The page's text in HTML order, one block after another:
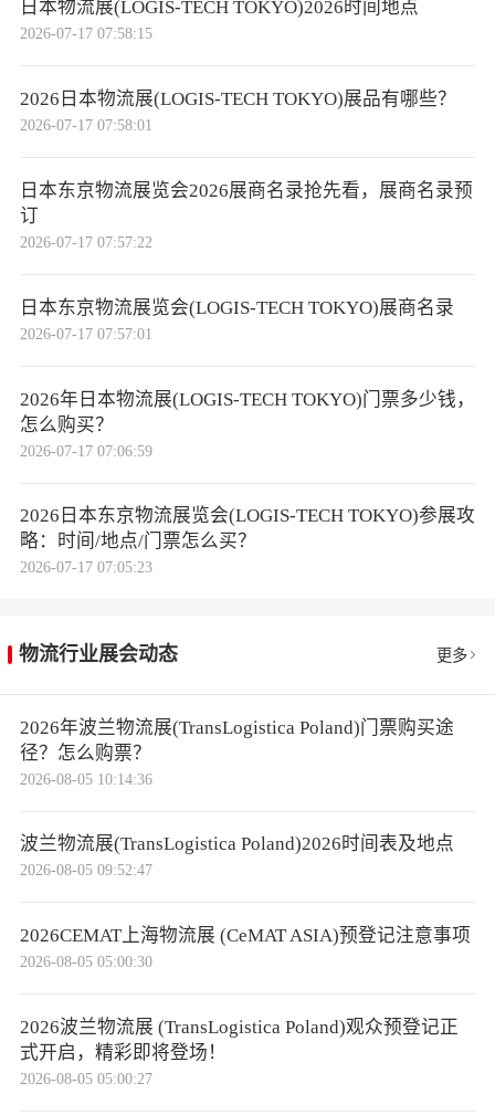
日本物流展(LOGIS-TECH TOKYO)2026时间地点
2026-07-17 07:58:15
2026日本物流展(LOGIS-TECH TOKYO)展品有哪些？
2026-07-17 07:58:01
日本东京物流展览会2026展商名录抢先看，展商名录预
订
2026-07-17 07:57:22
日本东京物流展览会(LOGIS-TECH TOKYO)展商名录
2026-07-17 07:57:01
2026年日本物流展(LOGIS-TECH TOKYO)门票多少钱，
怎么购买？
2026-07-17 07:06:59
2026日本东京物流展览会(LOGIS-TECH TOKYO)参展攻
略：时间/地点/门票怎么买？
2026-07-17 07:05:23
物流行业展会动态 更多
2026年波兰物流展(TransLogistica Poland)门票购买途
径？怎么购票？
2026-08-05 10:14:36
波兰物流展(TransLogistica Poland)2026时间表及地点
2026-08-05 09:52:47
2026CEMAT上海物流展 (CeMAT ASIA)预登记注意事项
2026-08-05 05:00:30
2026波兰物流展 (TransLogistica Poland)观众预登记正
式开启，精彩即将登场！
2026-08-05 05:00:27